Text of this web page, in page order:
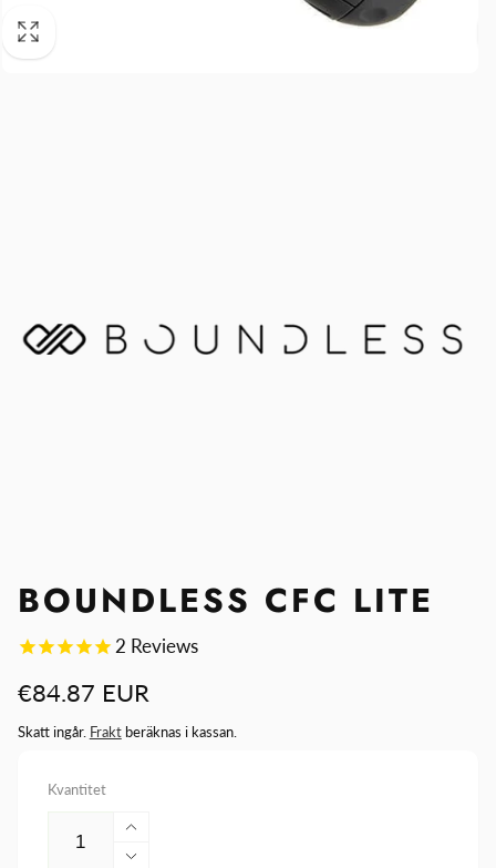
BOUNDLESS CFC LITE
2 Reviews
Ordinarie
pris
€84.87 EUR
Skatt ingår. Fraktberäknas i kassan.
Kvantitet
Öka
kvantitet